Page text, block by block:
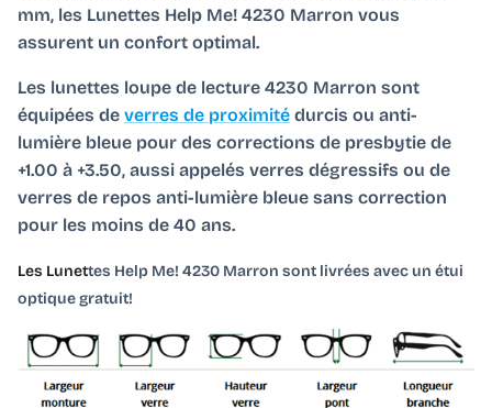
mm, les Lunettes Help Me! 4230 Marron vous
assurent un confort optimal.
Les lunettes loupe de lecture 4230 Marron sont
équipées de verres de proximité durcis ou anti-
lumière bleue pour des corrections de presbytie de
+1.00 à +3.50, aussi appelés verres dégressifs ou de
verres de repos anti-lumière bleue sans correction
pour les moins de 40 ans.
Les Lunettes Help Me! 4230 Marron sont livrées avec un étui
optique gratuit!